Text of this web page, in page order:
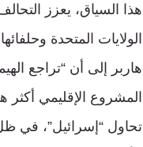
هذا السياق، يعزز
الولايات المتحدة
هاربر إلى أن “تراجع
المشروع الإقليمي
تحاول “إسرائيل”، في